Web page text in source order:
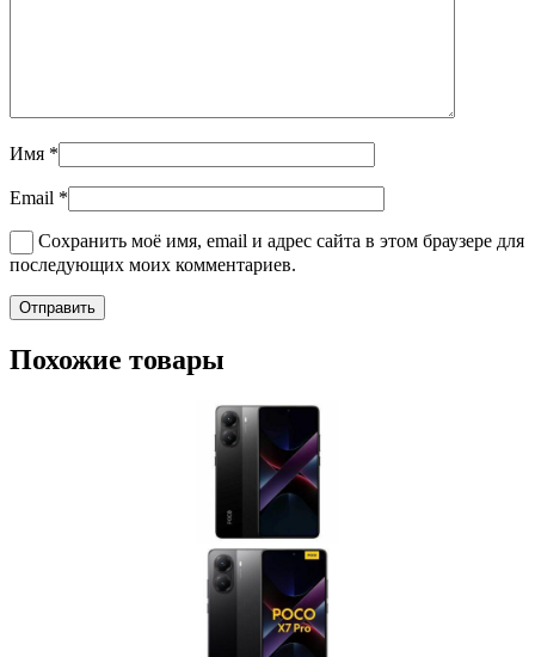
Имя *
Email *
Сохранить моё имя, email и адрес сайта в этом браузере для
последующих моих комментариев.
Похожие товары